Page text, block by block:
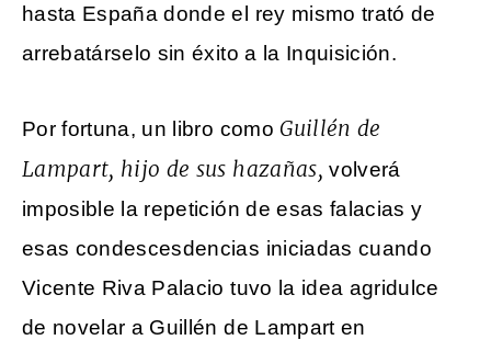
hasta España donde el rey mismo trató de
arrebatárselo sin éxito a la Inquisición.
Por fortuna, un libro como Guillén de
Lampart, hijo de sus hazañas, volverá
imposible la repetición de esas falacias y
esas condescesdencias iniciadas cuando
Vicente Riva Palacio tuvo la idea agridulce
de novelar a Guillén de Lampart en